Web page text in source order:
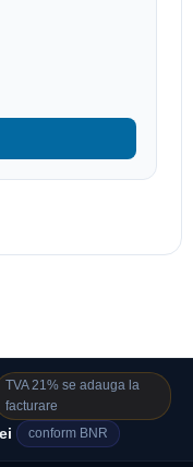
TVA 21% se adauga la
facturare
conform BNR